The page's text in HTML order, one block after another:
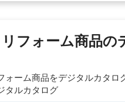
フォーム商品の
ーム商品をデジタルカタロ
タルカタログ